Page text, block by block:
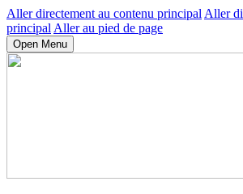
Aller directement au contenu principal Aller
principal Aller au pied de page
Open Menu